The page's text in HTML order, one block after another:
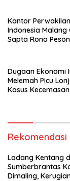
Kantor
Indonesia Malang
Sapta Rona
Dugaan Ekonomi
Melemah Picu
Kasus Kecemasan
Rekomendasi
Ladang Kentang
Sumberbrantas
Dimaling,